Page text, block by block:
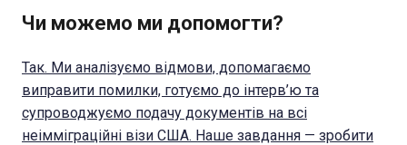
Чи можемо ми допомогти?
Так. Ми аналізуємо відмови, допомагаємо
виправити помилки, готуємо до інтерв’ю та
супроводжуємо подачу документів на всі
неімміграційні візи США. Наше завдання — зробити